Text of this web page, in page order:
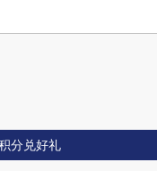
分兑好礼